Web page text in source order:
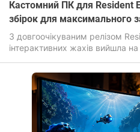
Кастомний ПК для Resident
збірок для максимального
З довгоочікуваним релізом
інтерактивних жахів вийшла